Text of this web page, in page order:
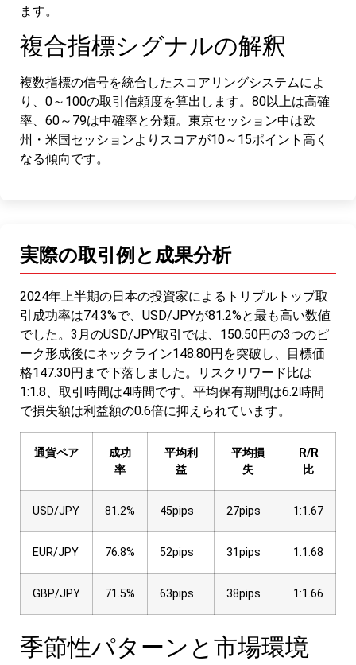
ます。
複合指標シグナルの解釈
複数指標の信号を統合したスコアリングシステムによ
り、0～100の取引信頼度を算出します。80以上は高確
率、60～79は中確率と分類。東京セッション中は欧
州・米国セッションよりスコアが10～15ポイント高く
なる傾向です。
実際の取引例と成果分析
2024年上半期の日本の投資家によるトリプルトップ取
引成功率は74.3%で、USD/JPYが81.2%と最も高い数値
でした。3月のUSD/JPY取引では、150.50円の3つのピ
ーク形成後にネックライン148.80円を突破し、目標価
格147.30円まで下落しました。リスクリワード比は
1:1.8、取引時間は4時間です。平均保有期間は6.2時間
で損失額は利益額の0.6倍に抑えられています。
通貨ペア
成功
率
平均利
益
平均損
失
R/R
比
USD/JPY 81.2% 45pips 27pips 1:1.67
EUR/JPY 76.8% 52pips 31pips 1:1.68
GBP/JPY 71.5% 63pips 38pips 1:1.66
季節性パターンと市場環境